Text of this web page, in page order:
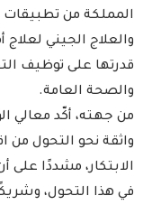
المملكة من تطبيقات
والعلاج الجيني
قدرتها على توظيف
والصحة العامة.
من جهته، أكّد معالي
واثقة نحو التحول من
الابتكار، مشددًا على
في هذا التحول،